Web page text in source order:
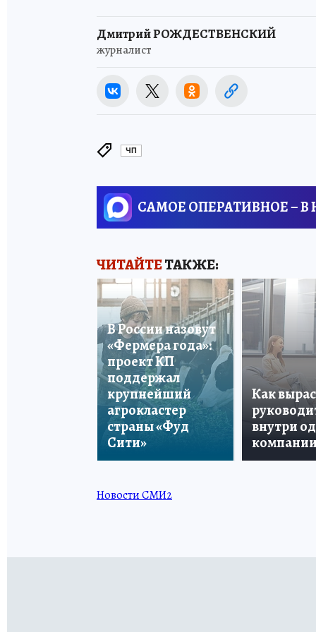
Дмитрий РОЖДЕСТВЕНСКИЙ
журналист
ЧП
САМОЕ ОПЕРАТИВНОЕ – В
ЧИТАЙТЕТАКЖЕ:
В России назовут
«Фермера года»:
проект КП
поддержал
крупнейший
агрокластер
страны «Фуд
Сити»
Как
внутри
Новости СМИ2